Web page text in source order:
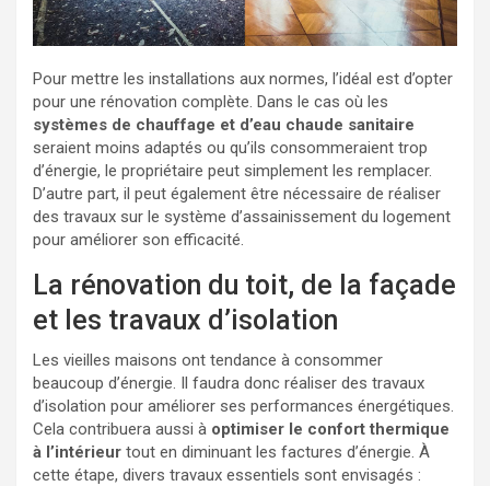
Pour mettre les installations aux normes, l’idéal est d’opter
pour une rénovation complète. Dans le cas où les
systèmes de chauffage et d’eau chaude sanitaire
seraient moins adaptés ou qu’ils consommeraient trop
d’énergie, le propriétaire peut simplement les remplacer.
D’autre part, il peut également être nécessaire de réaliser
des travaux sur le système d’assainissement du logement
pour améliorer son efficacité.
La rénovation du toit, de la façade
et les travaux d’isolation
Les vieilles maisons ont tendance à consommer
beaucoup d’énergie. Il faudra donc réaliser des travaux
d’isolation pour améliorer ses performances énergétiques.
Cela contribuera aussi à optimiser le confort thermique
à l’intérieur tout en diminuant les factures d’énergie. À
cette étape, divers travaux essentiels sont envisagés :